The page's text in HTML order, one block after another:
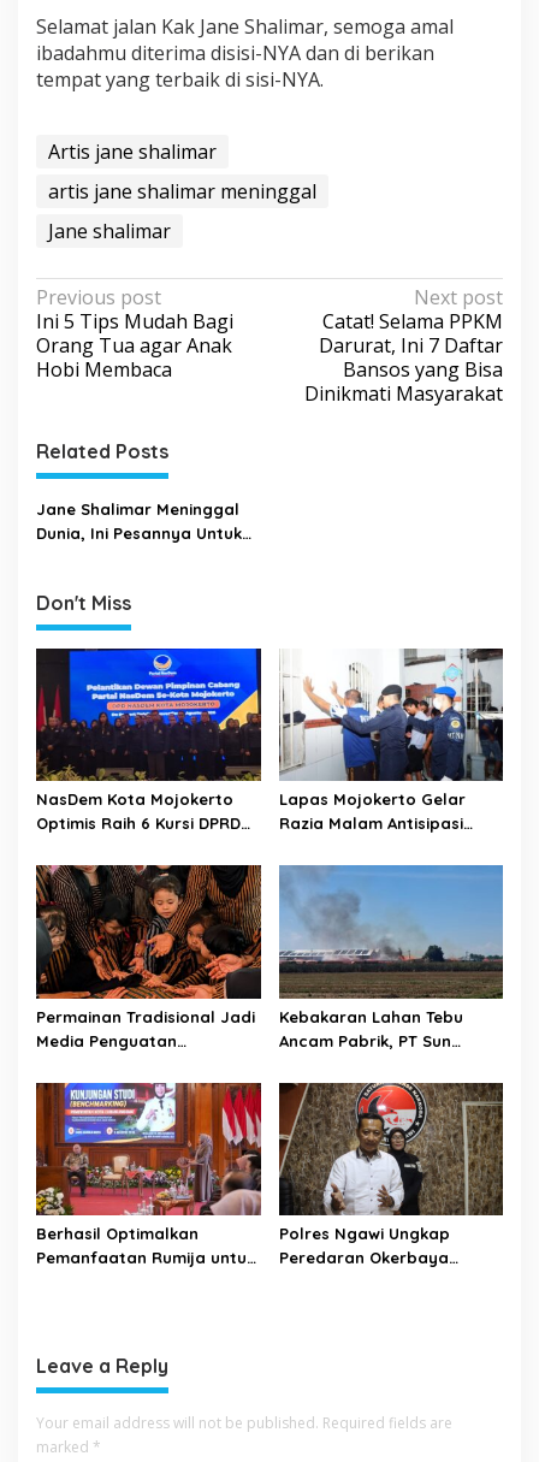
Selamat jalan Kak Jane Shalimar, semoga amal
ibadahmu diterima disisi-NYA dan di berikan
tempat yang terbaik di sisi-NYA.
Artis jane shalimar
artis jane shalimar meninggal
Jane shalimar
P
o
s
n
a
v
i
a
t
o
n
Previous post
Ini 5 Tips Mudah Bagi
Orang Tua agar Anak
Hobi Membaca
Next post
Catat! Selama PPKM
Darurat, Ini 7 Daftar
Bansos yang Bisa
Dinikmati Masyarakat
Related Posts
Jane Shalimar Meninggal
Dunia, Ini Pesannya Untuk
Don't Miss
NasDem Kota Mojokerto
Optimis Raih 6 Kursi DPRD
Pengurus DPC
Lapas Mojokerto Gelar
Razia Malam Antisipasi
Permainan Tradisional Jadi
Media Penguatan
Anak di Kota Mojokerto
Kebakaran Lahan Tebu
Ancam Pabrik, PT Sun
Aman dan Nihil Korban
Berhasil Optimalkan
Pemanfaatan Rumija untuk
Polres Ngawi Ungkap
Peredaran Okerbaya
Leave a Reply
Your email address will not be published. Required fields are
marked *